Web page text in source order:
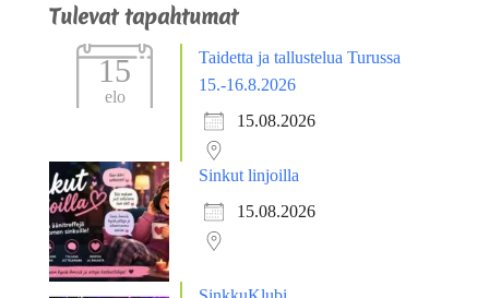
Tulevat tapahtumat
15
elo
Taidetta ja tallustelua Turussa
15.-16.8.2026
15.08.2026
Sinkut linjoilla
15.08.2026